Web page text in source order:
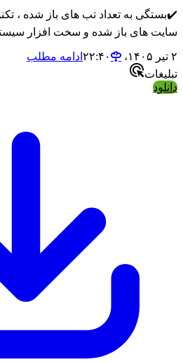
✔️بستگی به تعداد تب های باز شده ،
سایت های باز شده و سخت افزار
۲ تیر ۱۴۰۵،‏ ۲۲:۴۰
ادامه مطلب
تبلیغات
دانلود